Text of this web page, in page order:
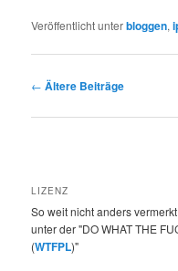
Veröffentlicht unterbloggen,
Beitragsnavigation
← Ältere Beiträge
LIZENZ
So weit nicht anders
unter der "DO WHAT THE
(WTFPL)"